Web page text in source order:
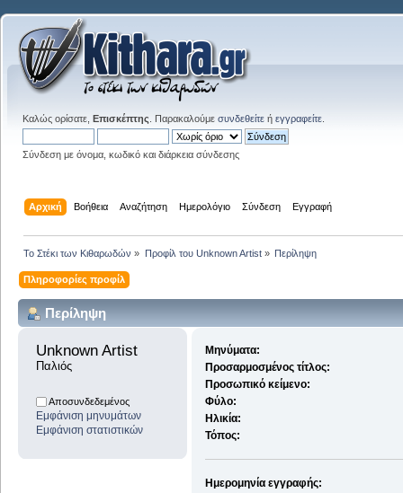
Καλώς ορίσατε, Επισκέπτης . Παρακαλούμε συνδεθείτε ή εγγραφείτε
Σύνδεση με όνομα, κωδικό και διάρκεια σύνδεσης
Αρχική Βοήθεια Αναζήτηση Ημερολόγιο Σύνδεση Εγγραφή
Το Στέκι των Κιθαρωδών » Προφίλ του Unknown Artist» Περίληψη
Πληροφορίες προφίλ
Περίληψη
Unknown Artist
Παλιός
Αποσυνδεδεμένος
Εμφάνιση μηνυμάτων
Εμφάνιση στατιστικών
Μηνύματα:
Προσαρμοσμένος τίτλος:
Προσωπικό κείμενο:
Φύλο:
Ηλικία:
Τόπος:
Ημερομηνία εγγραφής: